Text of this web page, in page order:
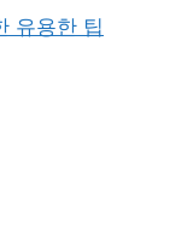
유용한 팁